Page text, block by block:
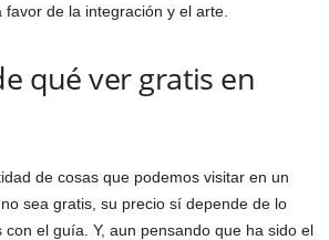
de la integración y el arte.
qué ver gratis en
de cosas que podemos visitar en un
sea gratis, su precio sí depende de lo
el guía. Y, aun pensando que ha sido el